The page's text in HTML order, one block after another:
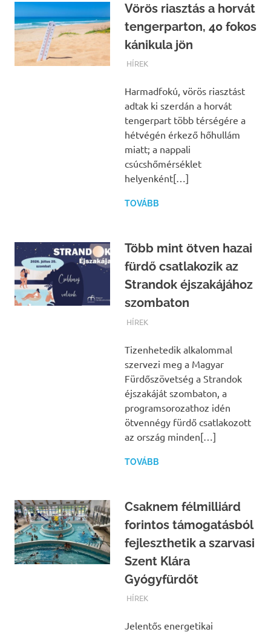
Vörös riasztás a horvát
tengerparton, 40 fokos
kánikula jön
TERMALFURDOK.COM
HÍREK
Harmadfokú, vörös riasztást
adtak ki szerdán a horvát
tengerpart több térségére a
hétvégén érkező hőhullám
miatt; a nappali
csúcshőmérséklet
helyenként[…]
TOVÁBB
Több mint ötven hazai
fürdő csatlakozik az
Strandok éjszakájához
szombaton
TERMALFURDOK.COM
HÍREK
Tizenhetedik alkalommal
szervezi meg a Magyar
Fürdőszövetség a Strandok
éjszakáját szombaton, a
programsorozathoz idén
ötvennégy fürdő csatlakozott
az ország minden[…]
TOVÁBB
Csaknem félmilliárd
forintos támogatásból
fejleszthetik a szarvasi
Szent Klára
Gyógyfürdőt
TERMALFURDOK.COM
HÍREK
Jelentős energetikai